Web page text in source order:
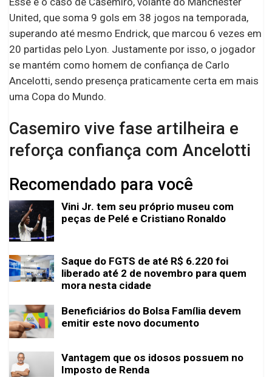
United, que soma 9 gols em 38 jogos na temporada,
superando até mesmo Endrick, que marcou 6 vezes em
20 partidas pelo Lyon. Justamente por isso, o jogador
se mantém como homem de confiança de Carlo
Ancelotti, sendo presença praticamente certa em mais
uma Copa do Mundo.
Casemiro vive fase artilheira e
reforça confiança com Ancelotti
Recomendado para você
Vini Jr. tem seu próprio museu com
peças de Pelé e Cristiano Ronaldo
Saque do FGTS de até R$ 6.220 foi
liberado até 2 de novembro para quem
mora nesta cidade
Beneficiários do Bolsa Família devem
emitir este novo documento
Vantagem que os idosos possuem no
Imposto de Renda